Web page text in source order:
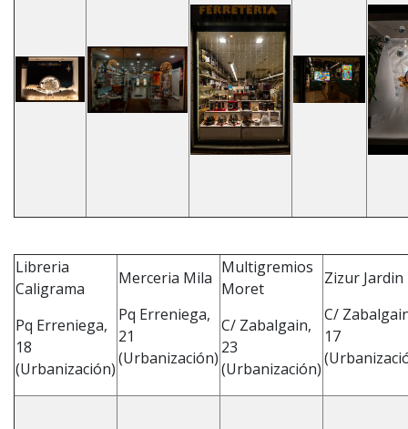
Libreria
Caligrama
Pq Erreniega,
18
(Urbanización)
Merceria Mila
Pq Erreniega,
21
(Urbanización)
Multigremios
Moret
C/ Zabalgain,
23
(Urbanización)
Zizur Jardin
C/
17